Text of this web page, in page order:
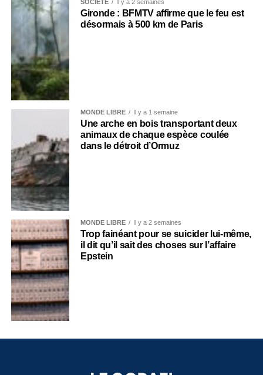
SOCIÉTÉ Il y a 2 semaines
Gironde : BFMTV affirme que le feu est
désormais à 500 km de Paris
MONDE LIBRE Il y a 1 semaine
Une arche en bois transportant deux
animaux de chaque espèce coulée
dans le détroit d’Ormuz
MONDE LIBRE Il y a 2 semaines
Trop fainéant pour se suicider lui-même,
il dit qu’il sait des choses sur l’affaire
Epstein